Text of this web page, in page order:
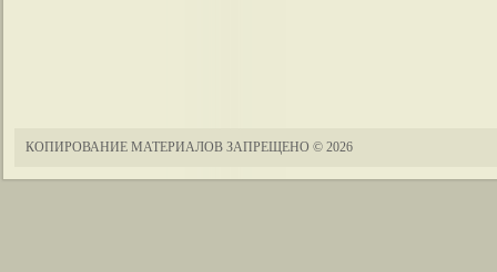
КОПИРОВАНИЕ МАТЕРИАЛОВ ЗАПРЕЩЕНО © 2026